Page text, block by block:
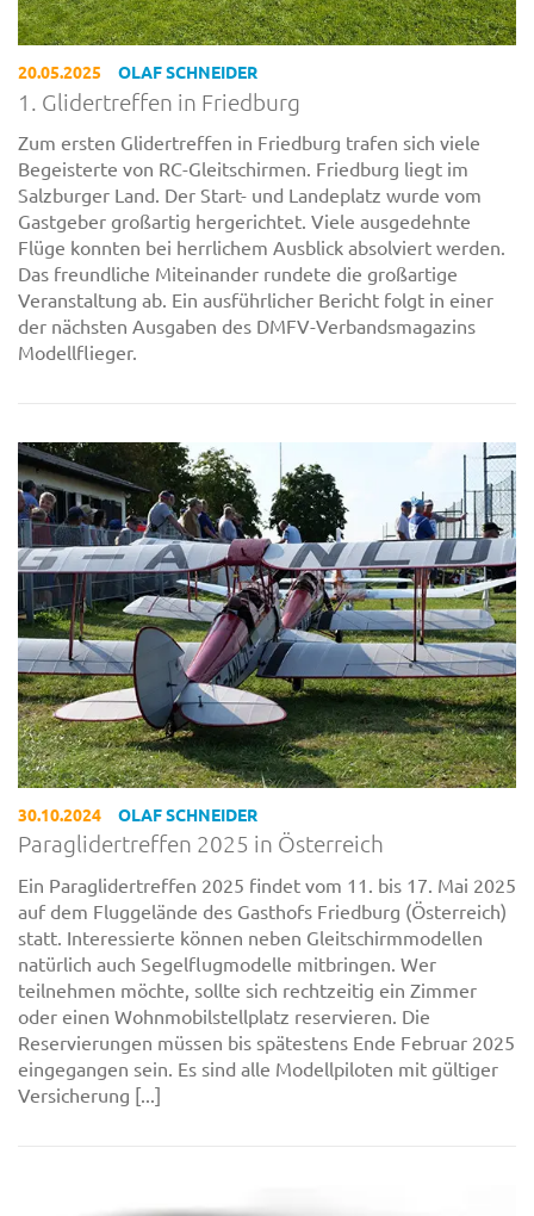
20.05.2025 OLAF SCHNEIDER
1. Glidertreffen in Friedburg
Zum ersten Glidertreffen in Friedburg trafen sich viele
Begeisterte von RC-Gleitschirmen. Friedburg liegt im
Salzburger Land. Der Start- und Landeplatz wurde vom
Gastgeber großartig hergerichtet. Viele ausgedehnte
Flüge konnten bei herrlichem Ausblick absolviert werden.
Das freundliche Miteinander rundete die großartige
Veranstaltung ab. Ein ausführlicher Bericht folgt in einer
der nächsten Ausgaben des DMFV-Verbandsmagazins
Modellflieger.
30.10.2024 OLAF SCHNEIDER
Paraglidertreffen 2025 in Österreich
Ein Paraglidertreffen 2025 findet vom 11. bis 17. Mai 2025
auf dem Fluggelände des Gasthofs Friedburg (Österreich)
statt. Interessierte können neben Gleitschirmmodellen
natürlich auch Segelflugmodelle mitbringen. Wer
teilnehmen möchte, sollte sich rechtzeitig ein Zimmer
oder einen Wohnmobilstellplatz reservieren. Die
Reservierungen müssen bis spätestens Ende Februar 2025
eingegangen sein. Es sind alle Modellpiloten mit gültiger
Versicherung [...]